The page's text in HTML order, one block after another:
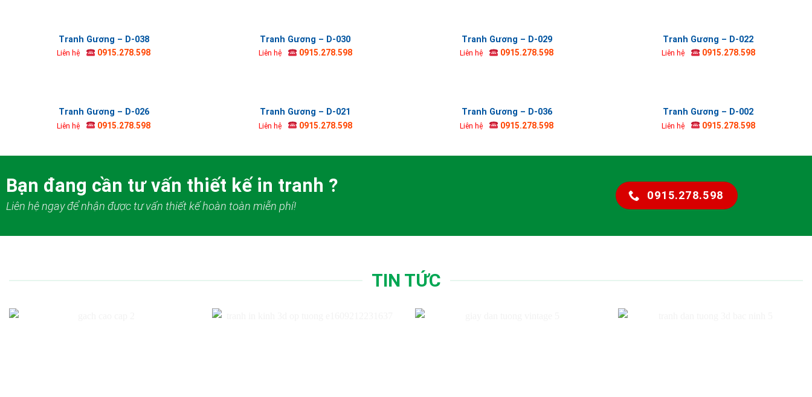
Tranh Gương – D-038
Liên hệ 0915.278.598
Tranh Gương – D-030
Liên hệ 0915.278.598
Tranh Gương – D-029
Liên hệ 0915.278.598
Tranh Gương – D-022
Liên hệ 0915.278.598
Tranh Gương – D-026
Liên hệ 0915.278.598
Tranh Gương – D-021
Liên hệ 0915.278.598
Tranh Gương – D-036
Liên hệ 0915.278.598
Tranh Gương – D-002
Liên hệ 0915.278.598
Bạn đang cần tư vấn thiết kế in tranh ?
Liên hệ ngay để nhận được tư vấn thiết kế hoàn toàn miễn phí!
0915.278.598
TIN TỨC